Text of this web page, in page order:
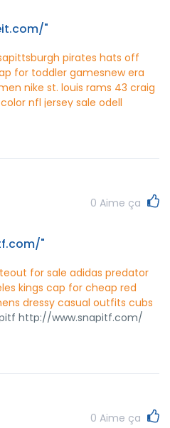
"
pittsburgh pirates hats off
for toddler gamesnew era
nike st. louis rams 43 craig
nfl jersey sale odell
0 Aime ça
"
for sale adidas predator
kings cap for cheap red
dressy casual outfits cubs
http://www.snapitf.com/
0 Aime ça